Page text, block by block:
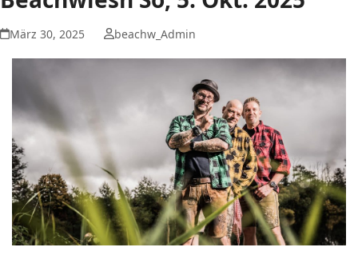
März 30, 2025 beachw_Admin